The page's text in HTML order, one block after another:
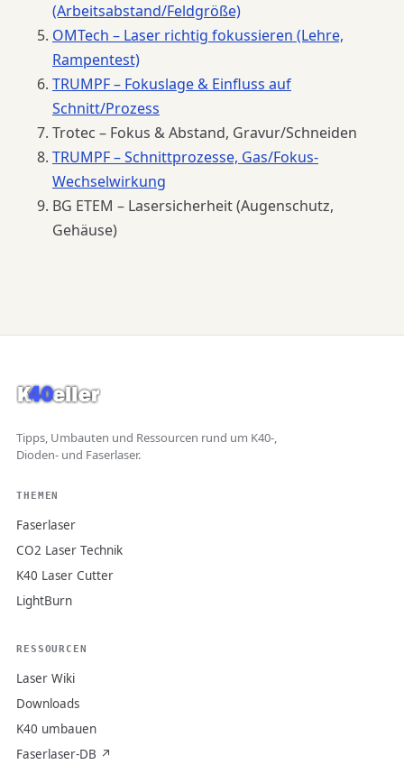
(Arbeitsabstand/Feldgröße)
OMTech – Laser richtig fokussieren (Lehre,
Rampentest)
TRUMPF – Fokuslage & Einfluss auf
Schnitt/Prozess
Trotec – Fokus & Abstand, Gravur/Schneiden
TRUMPF – Schnittprozesse, Gas/Fokus-
Wechselwirkung
BG ETEM – Lasersicherheit (Augenschutz,
Gehäuse)
Tipps, Umbauten und Ressourcen rund um K40-,
Dioden- und Faserlaser.
THEMEN
Faserlaser
CO2 Laser Technik
K40 Laser Cutter
LightBurn
RESSOURCEN
Laser Wiki
Downloads
K40 umbauen
Faserlaser-DB ↗